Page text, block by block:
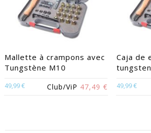
Mallette à crampons avec
Tungstène M10
49,99 € Club/ViP 47,49 €
Caja de
49,99 €